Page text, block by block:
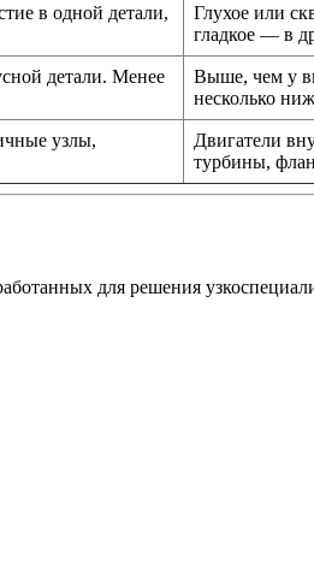
в одной детали,
Глухое или
гладкое — в
детали. Менее
Выше, чем у
несколько
узлы,
Двигатели
турбины,
для решения